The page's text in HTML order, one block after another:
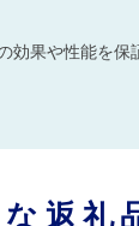
果や性能を保
返礼